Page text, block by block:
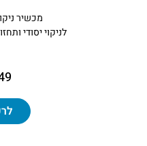
מכשיר
לניקוי יסודי
₪